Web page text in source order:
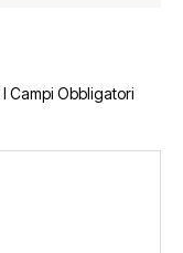
I Campi Obbligatori